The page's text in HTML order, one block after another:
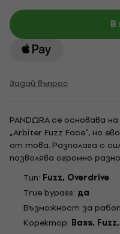
В
Задай въпрос
PANDΩRA се основава
„Arbiter Fuzz Face“, но
от това. Разполага с
позволява огромно
всеки китарист или
контроли на BASS и
от тънък и тъмен към
Tип: Fuzz, Overdrive
True bypass: да
Възможност за
Kоректор: Bass,